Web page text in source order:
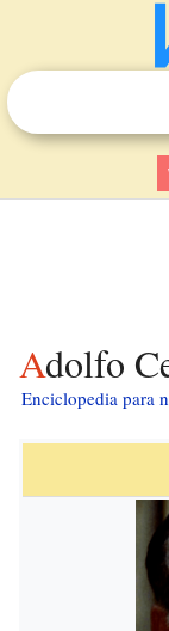
Adolfo
Enciclopedia para